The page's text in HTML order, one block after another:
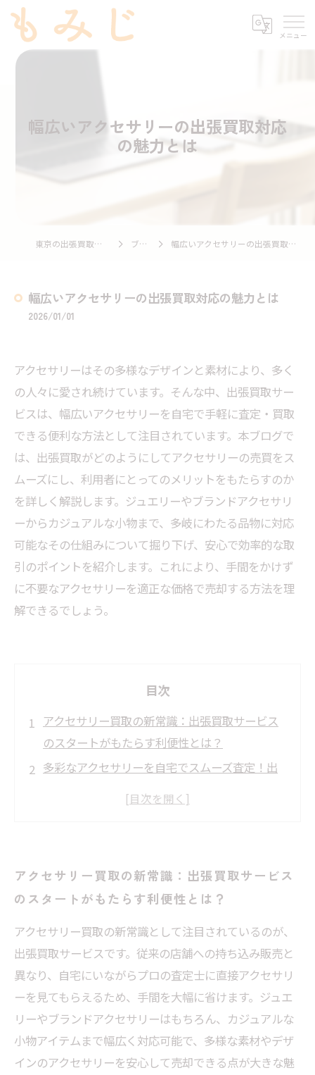
幅広いアクセサリーの出張買取対応
の魅力とは
東京の出張買取ならもみじ ブログ 幅広いアクセサリーの出張買取対応の魅力とは
幅広いアクセサリーの出張買取対応の魅力とは
2026/01/01
アクセサリーはその多様なデザインと素材により、多く
の人々に愛され続けています。そんな中、出張買取サー
ビスは、幅広いアクセサリーを自宅で手軽に査定・買取
できる便利な方法として注目されています。本ブログで
は、出張買取がどのようにしてアクセサリーの売買をス
ムーズにし、利用者にとってのメリットをもたらすのか
を詳しく解説します。ジュエリーやブランドアクセサリ
ーからカジュアルな小物まで、多岐にわたる品物に対応
可能なその仕組みについて掘り下げ、安心で効率的な取
引のポイントを紹介します。これにより、手間をかけず
に不要なアクセサリーを適正な価格で売却する方法を理
解できるでしょう。
目次
アクセサリー買取の新常識：出張買取サービス
のスタートがもたらす利便性とは？
多彩なアクセサリーを自宅でスムーズ査定！出
仕組みとメリットに迫る
ユーザーの声から見る！出張買取で実感できる
アクセサリー買取の新しいカタチ
不要なアクセサリーを賢く現金化！出張買取が
叶えるストレスフリーな売却体験
出張買取でアクセサリー買取はこう変わる！手
軽さと安心を手に入れる最終章
アクセサリー買取の新常識：出張買取サービス
のスタートがもたらす利便性とは？
アクセサリー買取の新常識として注目されているのが、
出張買取サービスです。従来の店舗への持ち込み販売と
異なり、自宅にいながらプロの査定士に直接アクセサリ
ーを見てもらえるため、手間を大幅に省けます。ジュエ
リーやブランドアクセサリーはもちろん、カジュアルな
小物アイテムまで幅広く対応可能で、多様な素材やデザ
インのアクセサリーを安心して売却できる点が大きな魅